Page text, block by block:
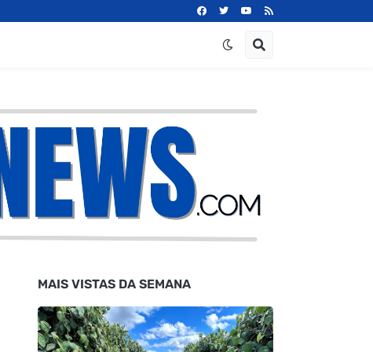
MAIS VISTAS DA SEMANA